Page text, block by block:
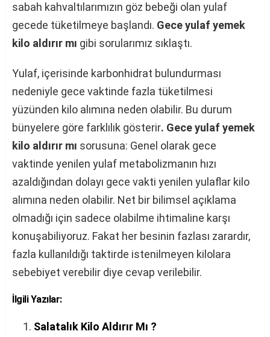
sabah kahvaltılarımızın göz bebeği olan yulaf
gecede tüketilmeye başlandı. Gece yulaf yemek
kilo aldırır mı gibi sorularımız sıklaştı.
Yulaf, içerisinde karbonhidrat bulundurması
nedeniyle gece vaktinde fazla tüketilmesi
yüzünden kilo alımına neden olabilir. Bu durum
bünyelere göre farklılık gösterir. Gece yulaf yemek
kilo aldırır mı sorusuna: Genel olarak gece
vaktinde yenilen yulaf metabolizmanın hızı
azaldığından dolayı gece vakti yenilen yulaflar kilo
alımına neden olabilir. Net bir bilimsel açıklama
olmadığı için sadece olabilme ihtimaline karşı
konuşabiliyoruz. Fakat her besinin fazlası zarardır,
fazla kullanıldığı taktirde istenilmeyen kilolara
sebebiyet verebilir diye cevap verilebilir.
İlgili Yazılar:
Salatalık Kilo Aldırır Mı ?